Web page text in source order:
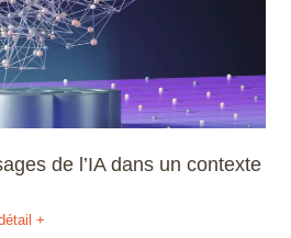
de l’IA dans un contexte
+